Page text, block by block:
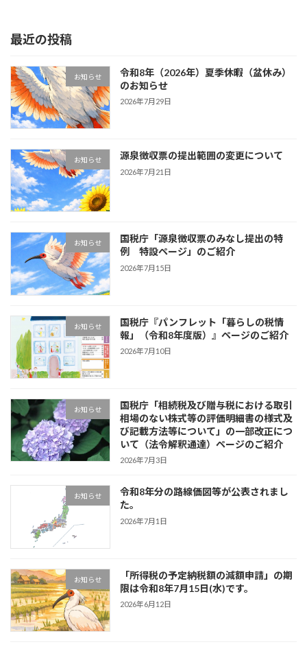
最近の投稿
お知らせ
令和8年（2026年）夏季休暇（盆休み）
のお知らせ
2026年7月29日
お知らせ 源泉徴収票の提出範囲の変更について
2026年7月21日
お知らせ
国税庁「源泉徴収票のみなし提出の特
例 特設ページ」のご紹介
2026年7月15日
お知らせ
国税庁『パンフレット「暮らしの税情
報」（令和8年度版）』ページのご紹介
2026年7月10日
お知らせ
国税庁「相続税及び贈与税における取引
相場のない株式等の評価明細書の様式及
び記載方法等について」の一部改正につ
いて（法令解釈通達）ページのご紹介
2026年7月3日
お知らせ
令和8年分の路線価図等が公表されまし
た。
2026年7月1日
お知らせ
「所得税の予定納税額の減額申請」の期
限は令和8年7月15日(水)です。
2026年6月12日